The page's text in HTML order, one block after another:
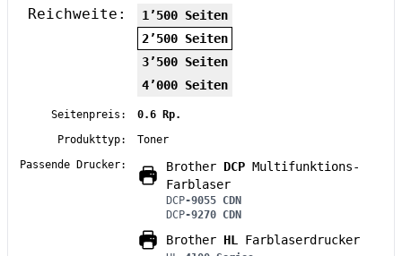
Reichweite:
1’500 Seiten
2’500 Seiten
3’500 Seiten
4’000 Seiten
Seitenpreis:
0.6 Rp.
Produkttyp:
Toner
Passende Drucker:
Brother DCP Multifunktions-
Farblaser
DCP-9055 CDN
DCP-9270 CDN
Brother HL Farblaserdrucker